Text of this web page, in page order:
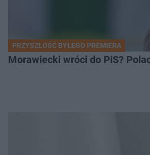
PRZYSZŁOŚĆ BYŁEGO PREMIERA
Morawiecki wróci do PiS?